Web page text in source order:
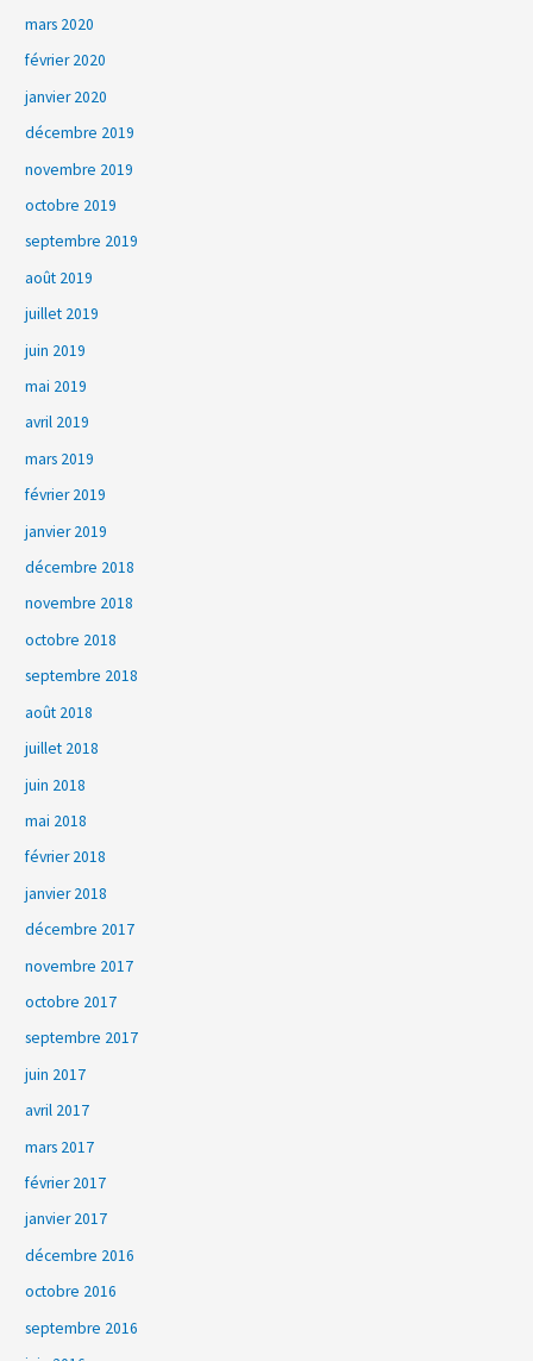
mars 2020
février 2020
janvier 2020
décembre 2019
novembre 2019
octobre 2019
septembre 2019
août 2019
juillet 2019
juin 2019
mai 2019
avril 2019
mars 2019
février 2019
janvier 2019
décembre 2018
novembre 2018
octobre 2018
septembre 2018
août 2018
juillet 2018
juin 2018
mai 2018
février 2018
janvier 2018
décembre 2017
novembre 2017
octobre 2017
septembre 2017
juin 2017
avril 2017
mars 2017
février 2017
janvier 2017
décembre 2016
octobre 2016
septembre 2016